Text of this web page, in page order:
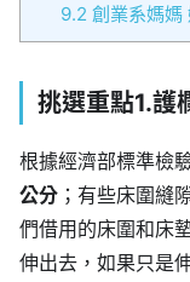
9.2 創業系媽媽
挑選重點1.護
根據經濟部標準檢
公分 ；有些床圍縫
們借用的床圍和床
伸出去，如果只是